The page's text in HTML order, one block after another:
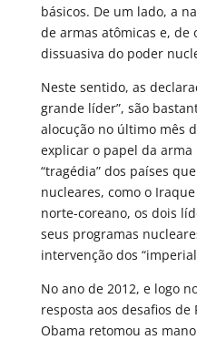
básicos. De um lado, a
de armas atômicas e, de
dissuasiva do poder
Neste sentido, as
grande líder”, são
alocução no último mês
explicar o papel da
“tragédia” dos países
nucleares, como o
norte-coreano, os dois
seus programas
intervenção dos
No ano de 2012, e logo
resposta aos desafios
Obama retomou as